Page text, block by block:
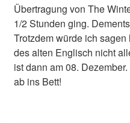
Übertragung von The
1/2 Stunden ging.
Trotzdem würde ich
des alten Englisch nicht
ist dann am 08.
ab ins Bett!